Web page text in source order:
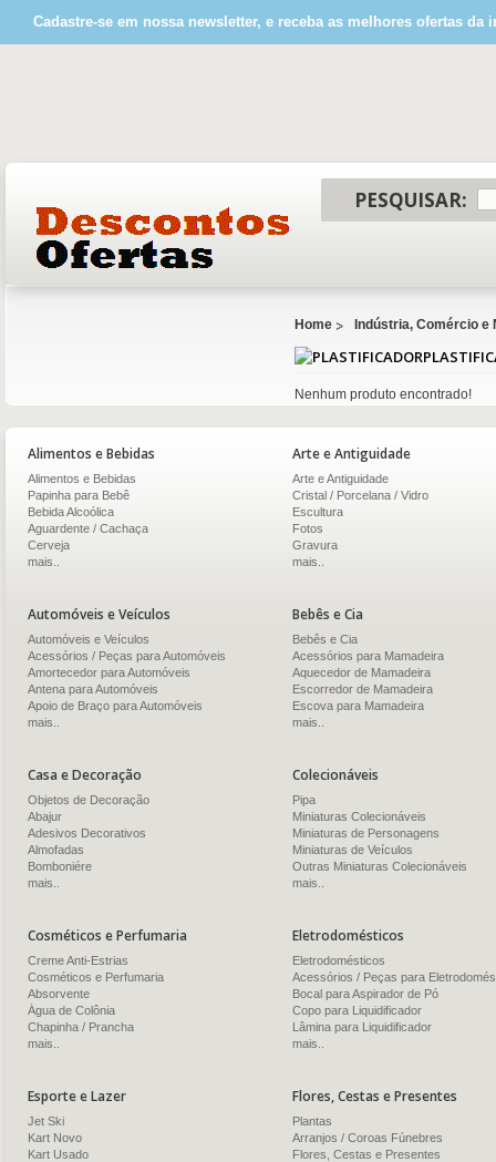
Cadastre-se em nossa newsletter, e receba as melhores ofertas da
PESQUISAR:
Home Indústria, Comércio e
Nenhum produto encontrado!
Alimentos e Bebidas
Alimentos e Bebidas
Papinha para Bebê
Bebida Alcoólica
Aguardente / Cachaça
Cerveja
mais..
Arte e Antiguidade
Arte e Antiguidade
Cristal / Porcelana / Vidro
Escultura
Fotos
Gravura
mais..
Automóveis e Veículos
Automóveis e Veículos
Acessórios / Peças para Automóveis
Amortecedor para Automóveis
Antena para Automóveis
Apoio de Braço para Automóveis
mais..
Bebês e Cia
Bebês e Cia
Acessórios para Mamadeira
Aquecedor de Mamadeira
Escorredor de Mamadeira
Escova para Mamadeira
mais..
Casa e Decoração
Objetos de Decoração
Abajur
Adesivos Decorativos
Almofadas
Bomboniére
mais..
Colecionáveis
Pipa
Miniaturas Colecionáveis
Miniaturas de Personagens
Miniaturas de Veículos
Outras Miniaturas Colecionáveis
mais..
Cosméticos e Perfumaria
Creme Anti-Estrias
Cosméticos e Perfumaria
Absorvente
Água de Colônia
Chapinha / Prancha
mais..
Eletrodomésticos
Eletrodomésticos
Acessórios / Peças para
Bocal para Aspirador de Pó
Copo para Liquidificador
Lâmina para Liquidificador
mais..
Esporte e Lazer
Jet Ski
Kart Novo
Kart Usado
Flores, Cestas e Presentes
Plantas
Arranjos / Coroas Fúnebres
Flores, Cestas e Presentes